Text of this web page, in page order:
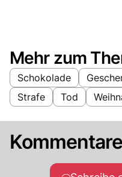
Mehr zum
Schokolade
Strafe
Tod
Kommentare